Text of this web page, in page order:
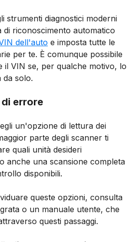
strumenti diagnostici moderni
di riconoscimento automatico
dell'auto e imposta tutte le
per te. È comunque possibile
il VIN se, per qualche motivo, lo
solo.
errore
un'opzione di lettura dei
parte degli scanner ti
quali unità desideri
anche una scansione completa
disponibili.
queste opzioni, consulta
o un manuale utente, che
questi passaggi.